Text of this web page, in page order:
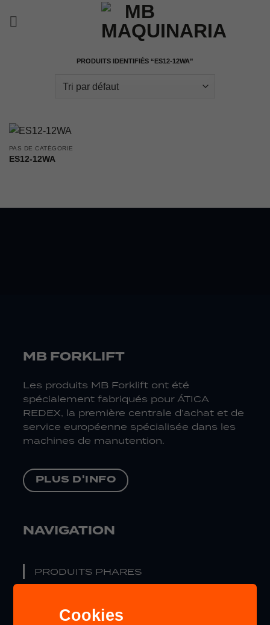
PRODUITS IDENTIFIÉS “ES12-12WA”
PAS DE CATÉGORIE
ES12-12WA
MB FORKLIFT
Les produits MB Forklift ont été
spécialement fabriqués pour ÁTICA
REDEX, la première centrale d’achat et de
service européenne spécialisée dans les
machines de manutention.
PLUS D'INFO
NAVIGATION
PRODUITS PHARES
Cookies